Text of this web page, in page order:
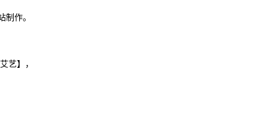
作。
艺】，